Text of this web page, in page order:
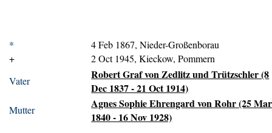
*
4 Feb 1867, Nieder-Großenborau
+
2 Oct 1945, Kieckow, Pommern
Vater
Robert Graf von Zedlitz und Trützschler (8
Dec 1837 - 21 Oct 1914)
Mutter
Agnes Sophie Ehrengard von Rohr (25 Mar
1840 - 16 Nov 1928)